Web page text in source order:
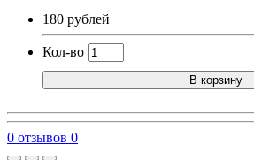
180 рублей
Кол-во
В корзину
0 отзывов 0